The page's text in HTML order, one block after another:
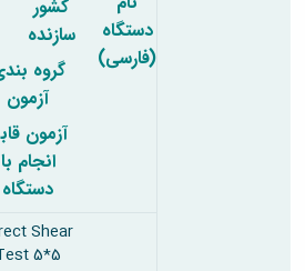
دستگاه
(فارسی)
کشور
سازنده
گروه
آزمون
آزمون
انجام با
دستگاه
Shear
5*5